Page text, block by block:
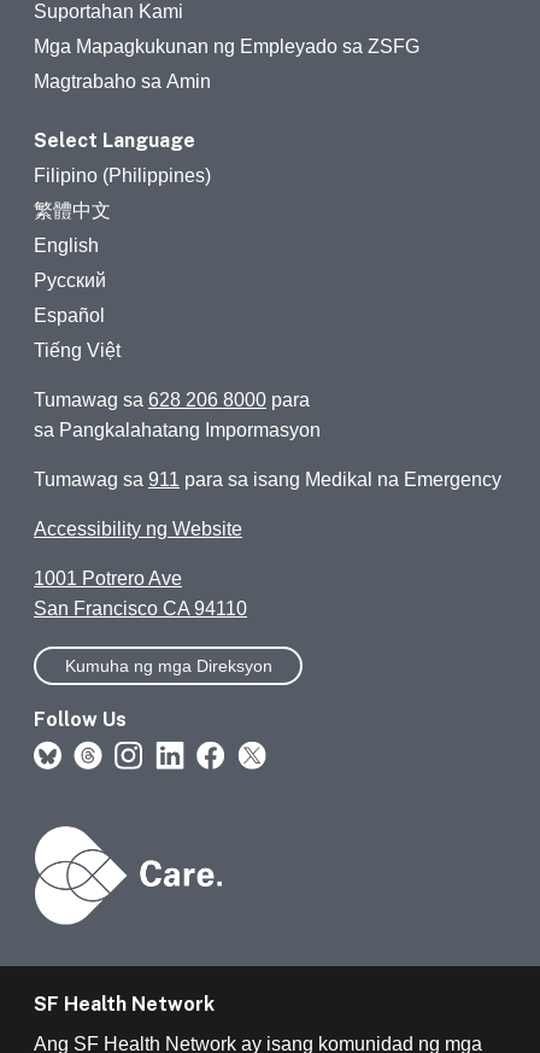
Suportahan Kami
Mga Mapagkukunan ng Empleyado sa ZSFG
Magtrabaho sa Amin
Select Language
Filipino (Philippines)
繁體中文
English
Русский
Español
Tiếng Việt
Tumawag sa 628 206 8000 para
sa Pangkalahatang Impormasyon
Tumawag sa 911 para sa isang Medikal na Emergency
Accessibility ng Website
1001 Potrero Ave
San Francisco CA 94110
Kumuha ng mga Direksyon
Follow Us
SF Health Network
Ang SF Health Network ay isang komunidad ng mga